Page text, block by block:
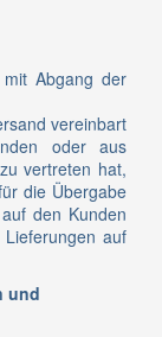
Abgang der
vereinbart
oder aus
vertreten hat,
die Übergabe
den Kunden
auf
und